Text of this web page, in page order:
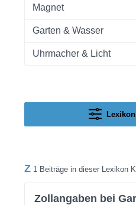
Magnet
Garten & Wasser
Uhrmacher & Licht
Lexikon
Z 1 Beiträge in dieser Lexikon
Zollangaben bei